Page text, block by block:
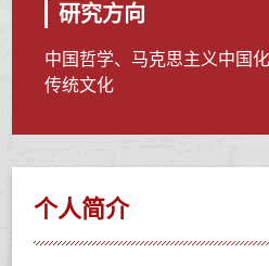
研究方向
中国哲学、马克思主义中国
传统文化
个人简介